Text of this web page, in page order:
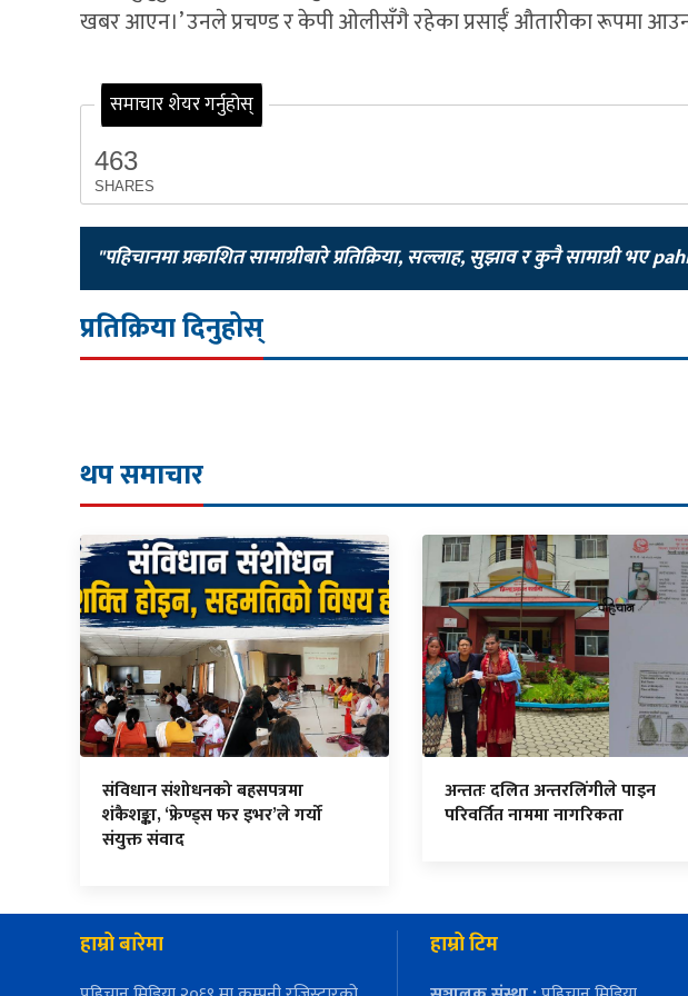
खबर आएन।’ उनले प्रचण्ड र केपी ओलीसँगै रहेका प्रसाईँ औतारीका रूपमा
समाचार शेयर गर्नुहोस्
463
SHARES
"पहिचानमा प्रकाशित सामाग्रीबारे प्रतिक्रिया, सल्लाह, सुझाव र कुनै सामाग्री भए
प्रतिक्रिया दिनुहोस्
थप समाचार
संविधान संशोधनको बहसपत्रमा
शंकैशङ्का, ‘फ्रेण्ड्स फर इभर’ले गर्यो
संयुक्त संवाद
अन्ततः दलित अन्तरलिंगीले पाइन
परिवर्तित नाममा नागरिकता
हाम्रो बारेमा हाम्रो टिम